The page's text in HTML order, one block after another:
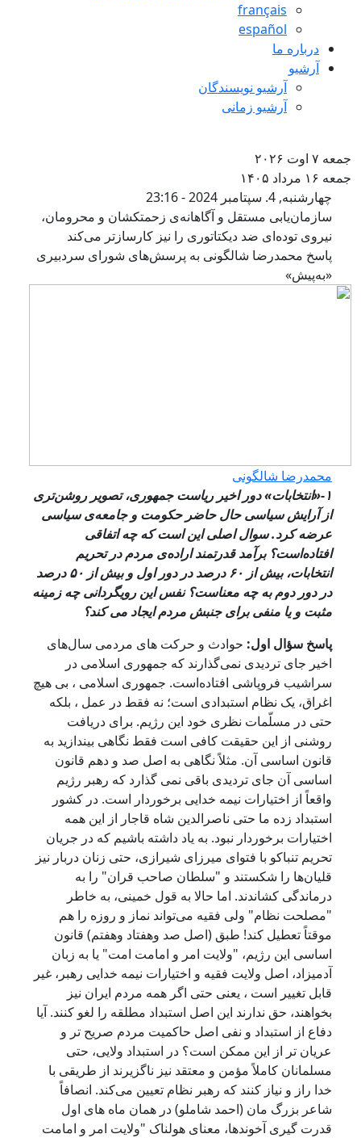
français
español
درباره ما
آرشیو
آرشیو نویسندگان
آرشیو زمانی
۷ اوت ۲۰۲۶
۱۶ مرداد ۱۴۰۵
سازمان‌یابی مستقل و آگاهانه‌ی
چهارشنبه, 4. سپتامبر 2024 - 23:16
سازمان‌یابی مستقل و آگاهانه‌ی زحمتکشان و محرومان،
نیروی توده‌ای ضد دیکتاتوری را نیز کارسازتر می‌کند
پاسخ محمدرضا شالگونی به پرسش‌های شورای سردبیری
«به‌پیش»
محمدرضا شالگونی
۱-«انتخابات» دور اخیر ریاست جمهوری، تصویر روشن‌تری
از آرایش سیاسی حال حاضر حکومت و جامعه‌ی سیاسی
عرضه کرد. سوال اصلی این است که چه اتفاقی
افتاده‌است؟ برآمد قدرتمند اراده‌ی مردم در تحریم
انتخابات، بیش از ۶۰ درصد در دور اول و بیش از ۵۰ درصد
در دور دوم به چه معناست؟ نفس این رویگردانی چه زمینه
مثبت و یا منفی برای جنبش مردم ایجاد می کند؟
پاسخ سؤال اول:حوادث و حرکت های مردمی سال‌های
اخیر جای تردیدی نمی‌گذارند که جمهوری اسلامی در
سراشیب فروپاشی افتاده‌است. جمهوری اسلامی ، بی هیچ
اغراق، یک نظام استبدادی است؛ نه فقط در عمل ، بلکه
حتی در مسلّمات نظری خود این رژیم. برای دریافت
روشنی از این حقیقت کافی است فقط نگاهی بیندازید به
قانون اساسی آن. مثلاً نگاهی به اصل صد و دهم قانون
اساسی آن جای تردیدی باقی نمی گذارد که رهبر رژیم
واقعاً از اختیارات نیمه خدایی برخوردار است. در کشور
استبداد زده ما حتی ناصرالدین شاه قاجار از این همه
اختیارات برخوردار نبود. به یاد داشته باشیم که در جریان
تحریم تنباکو با فتوای میرزای شیرازی، حتی زنان دربار نیز
قلیان‌ها را شکستند و "سلطان صاحب قران" را به
درماندگی کشاندند. اما حالا به قول خمینی، به خاطر
"مصلحت نظام" ولی فقیه می‌تواند نماز و روزه را هم
موقتاً تعطیل کند! طبق (اصل صد وهفتاد وهفتم) قانون
اساسی این رژیم، "ولایت امر و امامت امت" یا به زبان
آدمیزاد، اصل ولایت فقیه و اختیارات نیمه خدایی رهبر، غیر
قابل تغییر است ، یعنی حتی اگر همه مردم ایران نیز
بخواهند، حق ندارند این اصل استبداد مطلقه را لغو کنند. آیا
دفاع از استبداد و نفی اصل حاکمیت مردم صریح تر و
عریان تر از این ممکن است؟ در استبداد ولایی، حتی
مسلمانان کاملاً مؤمن و معتقد نیز ناگزیرند از طریقی با
خدا راز و نیاز کنند که رهبر نظام تعیین می‌کند. انصافاً
شاعر بزرگ مان (احمد شاملو) در همان ماه های اول
قدرت گیری آخوندها، معنای هولناک "ولایت امر و امامت